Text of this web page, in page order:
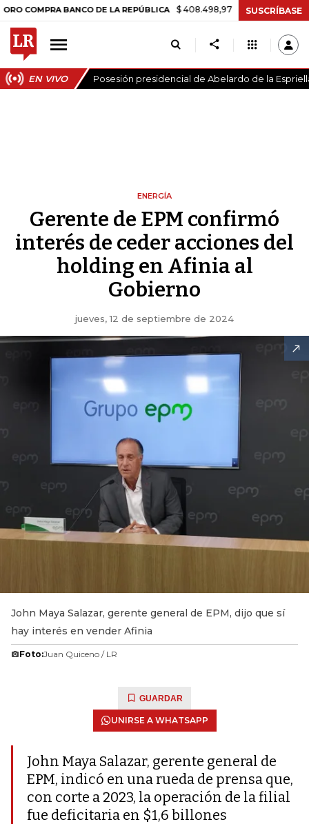
BANCO DE LA REPÚBLICA $ 408.498,97 +$ 8.753,81 +2,19%
SUSCRÍBASE
EN VIVO Posesión presidencial de Abelardo de la
ENERGÍA
Gerente de EPM confirmó
interés de ceder acciones del
holding en Afinia al
Gobierno
jueves, 12 de septiembre de 2024
John Maya Salazar, gerente general de EPM, dijo que sí
hay interés en vender Afinia
Foto:Juan Quiceno / LR
GUARDAR
UNIRSE A WHATSAPP
John Maya Salazar, gerente general de
EPM, indicó en una rueda de prensa que,
con corte a 2023, la operación de la filial
fue deficitaria en $1,6 billones